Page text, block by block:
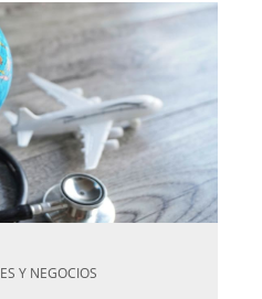
Y NEGOCIOS